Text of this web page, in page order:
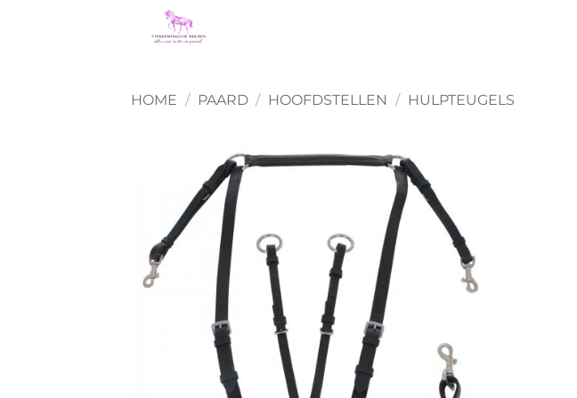
HOME / PAARD / HOOFDSTELLEN / HULPTEUGELS